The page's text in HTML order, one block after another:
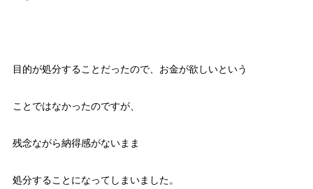
目的が処分することだったので、お金が欲しいという
ことではなかったのですが、
残念ながら納得感がないまま
処分することになってしまいました。